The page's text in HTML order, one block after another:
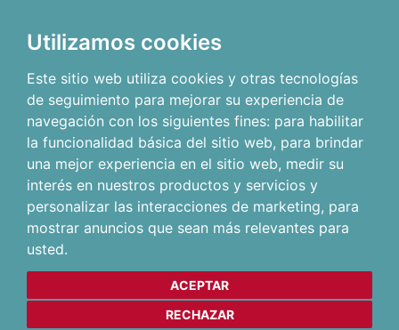
Utilizamos cookies
Este sitio web utiliza cookies y otras tecnologías
de seguimiento para mejorar su experiencia de
navegación con los siguientes fines: para habilitar
la funcionalidad básica del sitio web, para brindar
una mejor experiencia en el sitio web, medir su
interés en nuestros productos y servicios y
personalizar las interacciones de marketing, para
mostrar anuncios que sean más relevantes para
usted.
ACEPTAR
RECHAZAR